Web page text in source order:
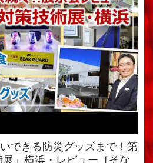
できる防災グッズまで！第
」横浜・レビュー［そな